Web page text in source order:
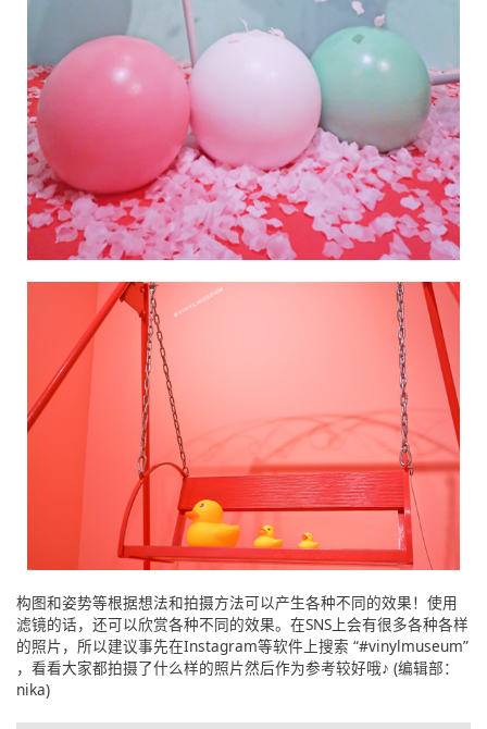
构图和姿势等根据想法和拍摄方法可以产生各种不同的效果！使用
滤镜的话，还可以欣赏各种不同的效果。在SNS上会有很多各种各样
的照片，所以建议事先在Instagram等软件上搜索 “#vinylmuseum”
，看看大家都拍摄了什么样的照片然后作为参考较好哦♪ (编辑部：
nika)